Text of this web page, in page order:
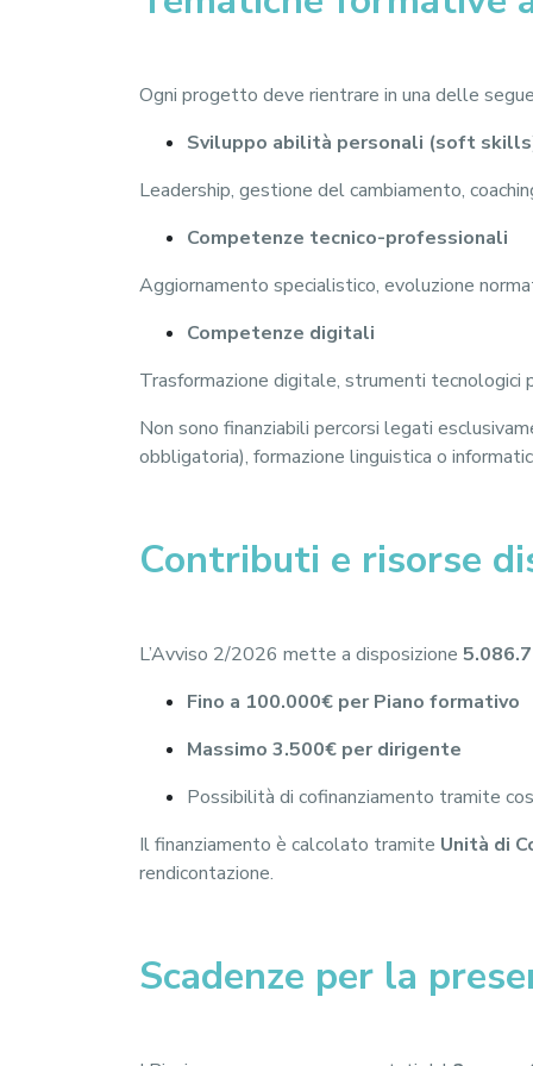
Ogni progetto deve rientrare in una delle
Sviluppo abilità personali (soft
Leadership, gestione del cambiamento,
Competenze tecnico-professionali
Aggiornamento specialistico, evoluzione
Competenze digitali
Trasformazione digitale, strumenti tecnologici
Non sono finanziabili percorsi legati
obbligatoria), formazione linguistica o
Contributi e risorse
L’Avviso 2/2026 mette a disposizione
Fino a 100.000€ per Piano formativo
Massimo 3.500€ per dirigente
Possibilità di cofinanziamento tramite
Il finanziamento è calcolato tramite Unità di
rendicontazione.
Scadenze per la